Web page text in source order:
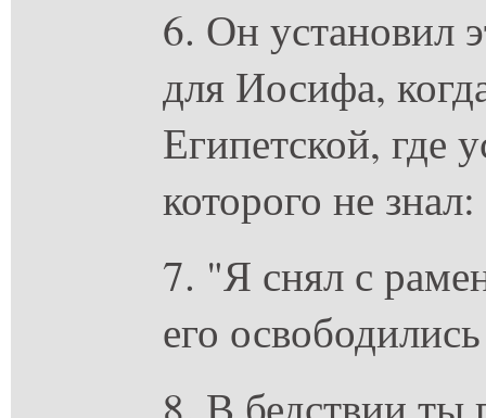
6. Он установил
для Иосифа,
Египетской, где
которого не знал:
7. "Я снял с
его